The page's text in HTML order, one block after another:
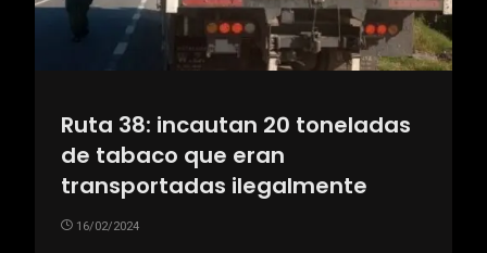
Ruta 38: incautan 20 toneladas
de tabaco que eran
transportadas ilegalmente
16/02/2024